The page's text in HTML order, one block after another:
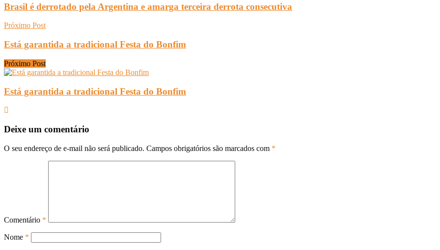
Brasil é derrotado pela Argentina e amarga terceira derrota consecutiva
Próximo Post
Está garantida a tradicional Festa do Bonfim
Próximo Post
Está garantida a tradicional Festa do Bonfim
Deixe um comentário
O seu endereço de e-mail não será publicado. Campos obrigatórios são marcados com *
Comentário *
Nome *